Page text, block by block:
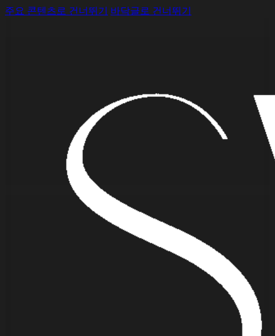
주요 콘텐츠로 건너뛰기 바닥글로 건너뛰기